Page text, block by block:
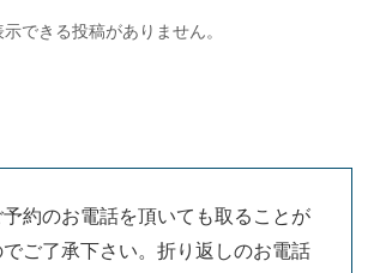
約のお電話を頂いても取ることが
ご了承下さい。折り返しのお電話